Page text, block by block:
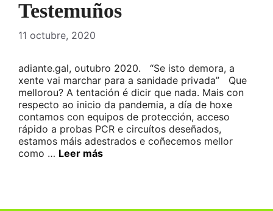
Testemuños
11 octubre, 2020
adiante.gal, outubro 2020. “Se isto demora, a
xente vai marchar para a sanidade privada” Que
mellorou? A tentación é dicir que nada. Mais con
respecto ao inicio da pandemia, a día de hoxe
contamos con equipos de protección, acceso
rápido a probas PCR e circuítos deseñados,
estamos máis adestrados e coñecemos mellor
como … Leer más